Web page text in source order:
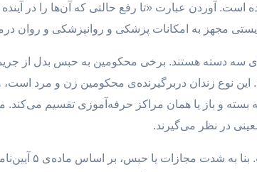
آوردن عبارت «تا رفع حالتی که آن‌ها را در
مجهز به امکانات پزشکی و روانپزشکی و
سه دسته هستند. برخی محکومین به حبس بدل از
بسته و باز یا همان مراکز حرفه‌آموزی تقسیم می‌کند.
در نظر می‌گیرند.